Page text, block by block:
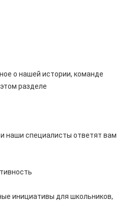
о нашей истории, команде
разделе
наши специалисты ответят вам
инициативы для школьников,